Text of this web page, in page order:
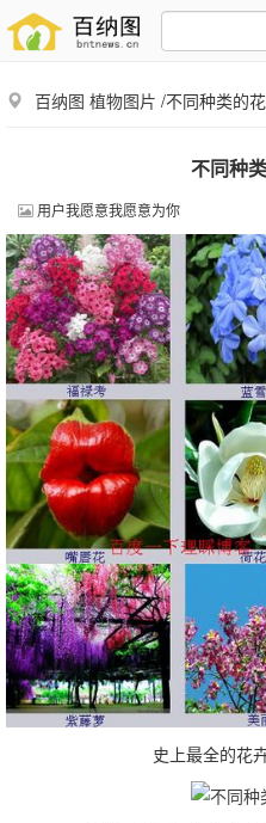
百纳图 植物图片 /不同种类的
不同种
用户我愿意我愿意为你
史上最全的花